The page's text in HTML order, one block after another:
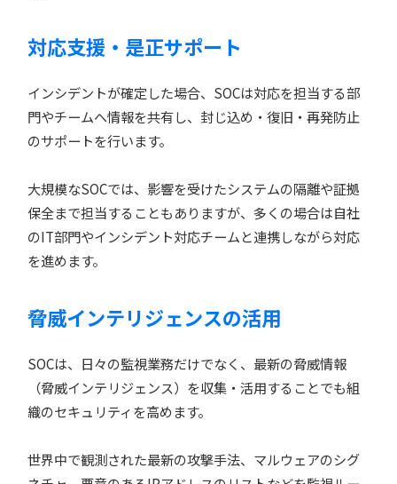
対応支援・是正サポート
インシデントが確定した場合、SOCは対応を担当する部
門やチームへ情報を共有し、封じ込め・復旧・再発防止
のサポートを行います。
大規模なSOCでは、影響を受けたシステムの隔離や証拠
保全まで担当することもありますが、多くの場合は自社
のIT部門やインシデント対応チームと連携しながら対応
を進めます。
脅威インテリジェンスの活用
SOCは、日々の監視業務だけでなく、最新の脅威情報
（脅威インテリジェンス）を収集・活用することでも組
織のセキュリティを高めます。
世界中で観測された最新の攻撃手法、マルウェアのシグ